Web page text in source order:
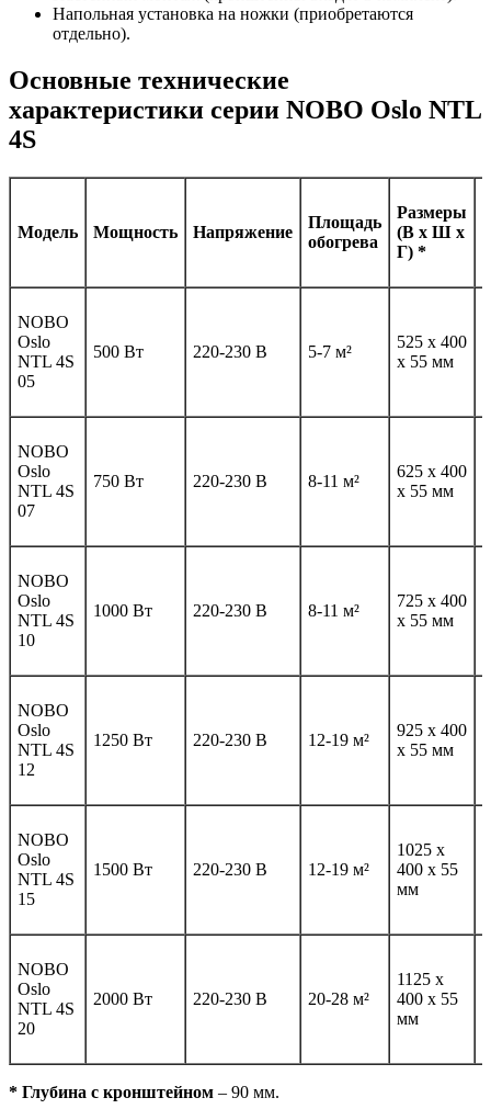
Напольная установка на ножки (приобретаются
отдельно).
Основные технические
характеристики серии NOBO Oslo NTL
4S
Модель Мощность Напряжение
Площадь
обогрева
Размеры
(В х Ш х
Г) *
NOBO
Oslo
NTL 4S
05
500 Вт 220-230 В 5-7 м²
525 x 400
x 55 мм
NOBO
Oslo
NTL 4S
07
750 Вт 220-230 В 8-11 м²
625 x 400
x 55 мм
NOBO
Oslo
NTL 4S
10
1000 Вт 220-230 В 8-11 м²
725 x 400
x 55 мм
NOBO
Oslo
NTL 4S
12
1250 Вт 220-230 В 12-19 м²
925 x 400
x 55 мм
NOBO
Oslo
NTL 4S
15
1500 Вт 220-230 В 12-19 м²
1025 x
400 x 55
мм
NOBO
Oslo
NTL 4S
20
2000 Вт 220-230 В 20-28 м²
1125 x
400 x 55
мм
* Глубина с кронштейном – 90 мм.